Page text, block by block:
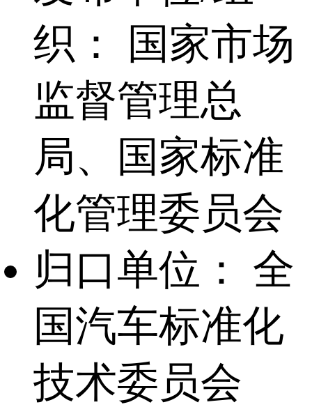
织：
国家市场
监督管理总
局、国家标准
化管理委员会
归口单位：
全
国汽车标准化
技术委员会